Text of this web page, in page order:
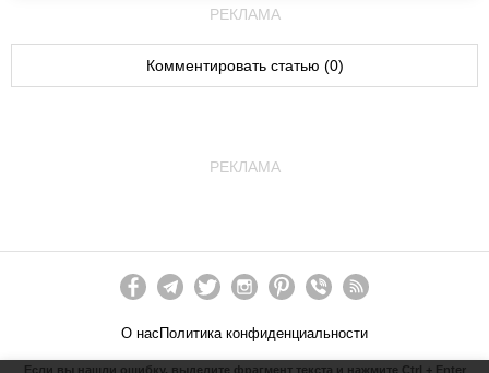
РЕКЛАМА
Комментировать статью (0)
РЕКЛАМА
О нас Политика конфиденциальности
Если вы нашли ошибку, выделите фрагмент текста и нажмите Ctrl + Enter